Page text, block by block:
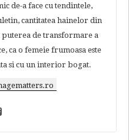
de-a face cu tendintele,
cantitatea hainelor din
de transformare a
ca o femeie frumoasa este
si cu un interior bogat.